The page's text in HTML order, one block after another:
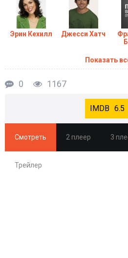
Эрин Кехилл Джесси Хатч
Показать
0 1167
6.5
Смотреть 2 плеер 3
Трейлер